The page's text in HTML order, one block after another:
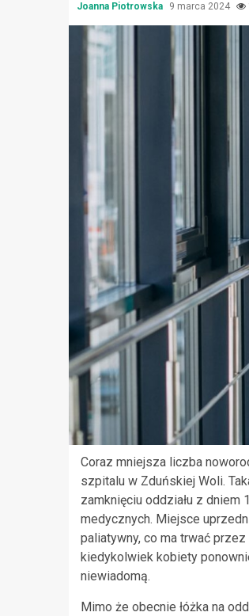
Joanna Piotrowska 9 marca 2024
Coraz mniejsza liczba
szpitalu w Zduńskiej Woli.
zamknięciu oddziału z dniem
medycznych. Miejsce
paliatywny, co ma trwać
kiedykolwiek kobiety
niewiadomą.
Mimo że obecnie łóżka na